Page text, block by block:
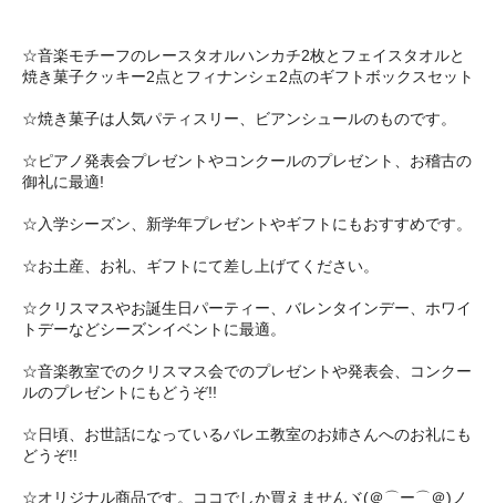
☆音楽モチーフのレースタオルハンカチ2枚とフェイスタオルと
焼き菓子クッキー2点とフィナンシェ2点のギフトボックスセット
☆焼き菓子は人気パティスリー、ビアンシュールのものです。
☆ピアノ発表会プレゼントやコンクールのプレゼント、お稽古の
御礼に最適!
☆入学シーズン、新学年プレゼントやギフトにもおすすめです。
☆お土産、お礼、ギフトにて差し上げてください。
☆クリスマスやお誕生日パーティー、バレンタインデー、ホワイ
トデーなどシーズンイベントに最適。
☆音楽教室でのクリスマス会でのプレゼントや発表会、コンクー
ルのプレゼントにもどうぞ!!
☆日頃、お世話になっているバレエ教室のお姉さんへのお礼にも
どうぞ!!
☆オリジナル商品です。ココでしか買えませんヾ(＠⌒ー⌒＠)ノ